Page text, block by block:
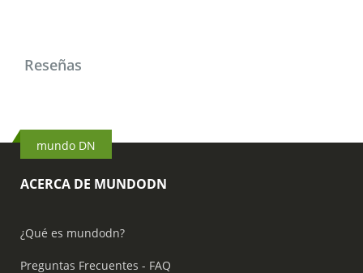
Reseñas
mundo DN
ACERCA DE MUNDODN
¿Qué es mundodn?
Preguntas Frecuentes - FAQ